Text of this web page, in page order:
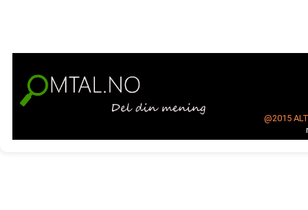
@2015